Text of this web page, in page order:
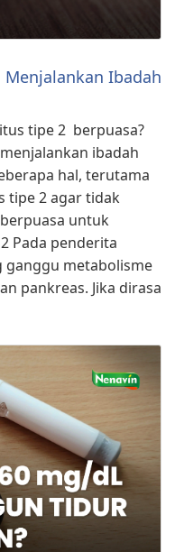
Ibadah
tipe 2 berpuasa?
ibadah
hal, terutama
tipe 2 agar tidak
untuk
Pada penderita
ganggu metabolisme
pankreas. Jika dirasa